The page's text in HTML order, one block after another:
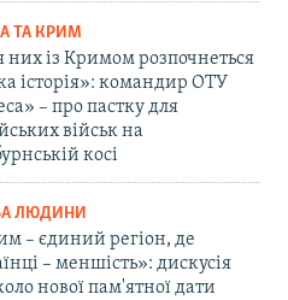
ТА КРИМ
них із Кримом розпочнеться
історія»: командир ОТУ
– про пастку для
військ на
косі
ЛЮДИНИ
– єдиний регіон, де
– меншість»: дискусія
нової пам'ятної дати